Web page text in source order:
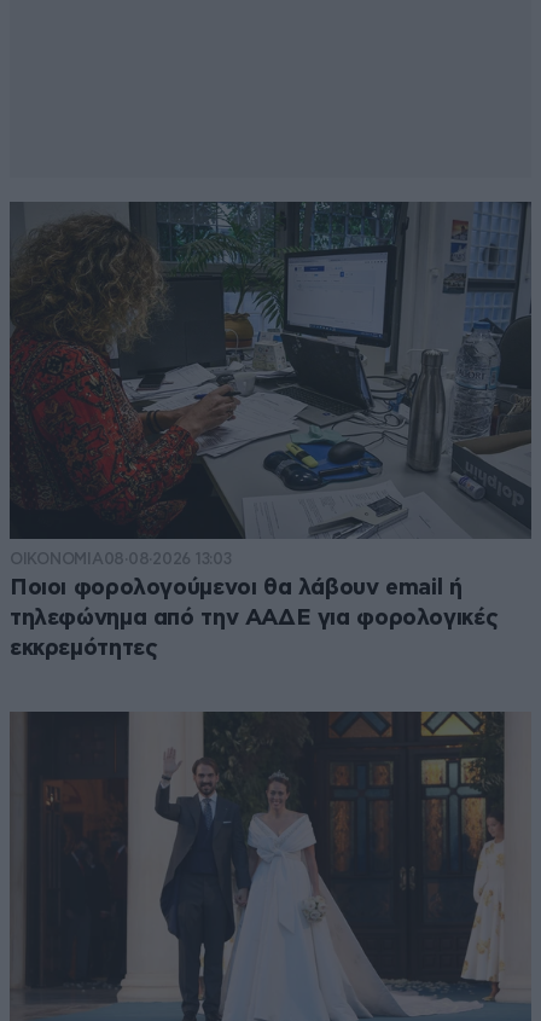
ΟΙΚΟΝΟΜΙΑ08·08·2026 13:03
Ποιοι φορολογούμενοι θα λάβουν email ή
τηλεφώνημα από την ΑΑΔΕ για φορολογικές
εκκρεμότητες